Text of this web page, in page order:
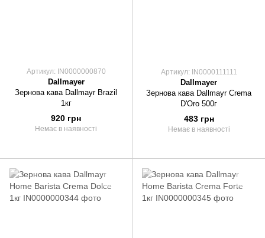
Артикул: IN0000000870
Dallmayer
Зернова кава Dallmayr Brazil
1кг
920 грн
Немає в наявності
Артикул: IN0000111111
Dallmayer
Зернова кава Dallmayr Crema
D'Oro 500г
483 грн
Немає в наявності